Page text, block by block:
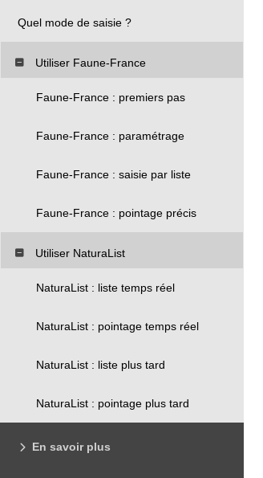
Quel mode de saisie ?
Utiliser Faune-France
Faune-France : premiers pas
Faune-France : paramétrage
Faune-France : saisie par liste
Faune-France : pointage précis
Utiliser NaturaList
NaturaList : liste temps réel
NaturaList : pointage temps réel
NaturaList : liste plus tard
NaturaList : pointage plus tard
En savoir plus